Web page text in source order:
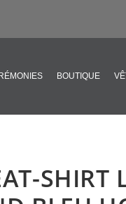
BOUTIQUE
SHIRT